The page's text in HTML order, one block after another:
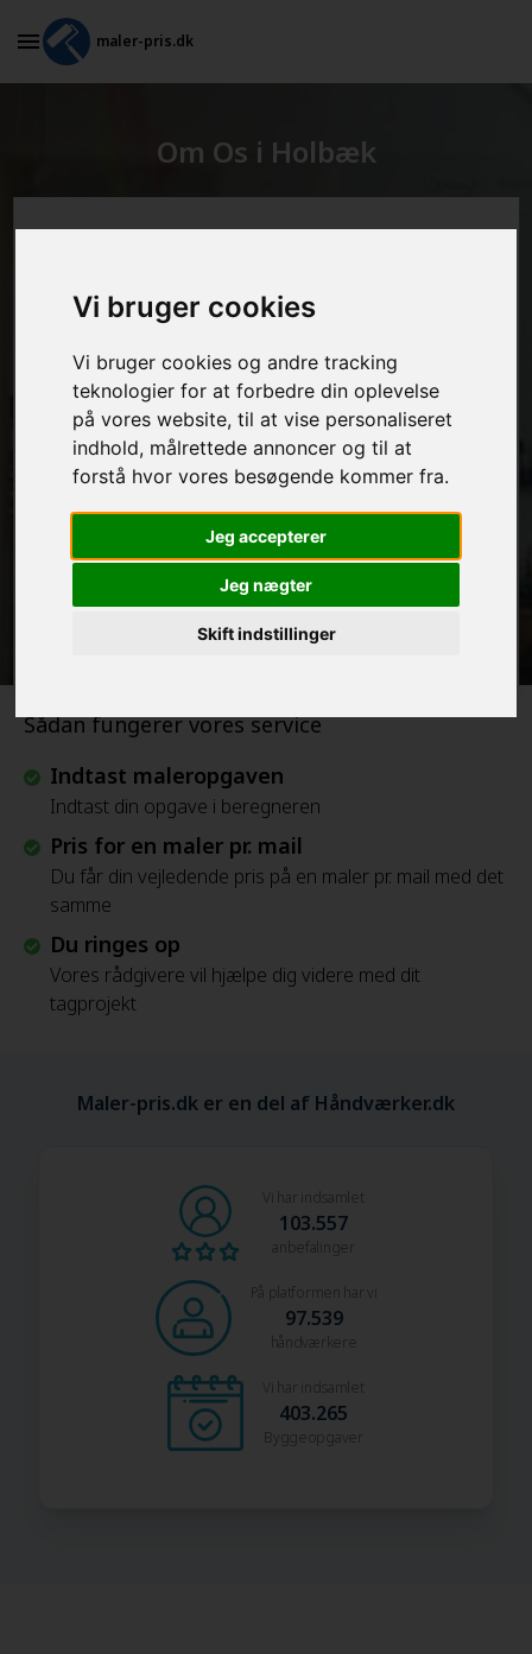
Vi bruger cookies
Vi bruger cookies og andre tracking
teknologier for at forbedre din oplevelse
på vores website, til at vise personaliseret
indhold, målrettede annoncer og til at
forstå hvor vores besøgende kommer fra.
Jeg accepterer
Jeg nægter
Skift indstillinger
maler-pris.dk
Om Os i Holbæk
Sådan fungerer vores service
Indtast maleropgaven
Indtast din opgave i beregneren
Pris for en maler pr. mail
Du får din vejledende pris på en maler pr. mail med det
samme
Du ringes op
Vores rådgivere vil hjælpe dig videre med dit
tagprojekt
MALEROPGAVER - INDVENDIGT:
MALEROPGAVER - UDVENDIGT:
FRAFLYTNINGSPAKKE:
Beregn Prisen - Gratis
Maler-pris.dk er en del af Håndværker.dk
Vi har indsamlet
103.557
anbefalinger
På platformen har vi
97.539
håndværkere
Vi har indsamlet
403.265
Byggeopgaver